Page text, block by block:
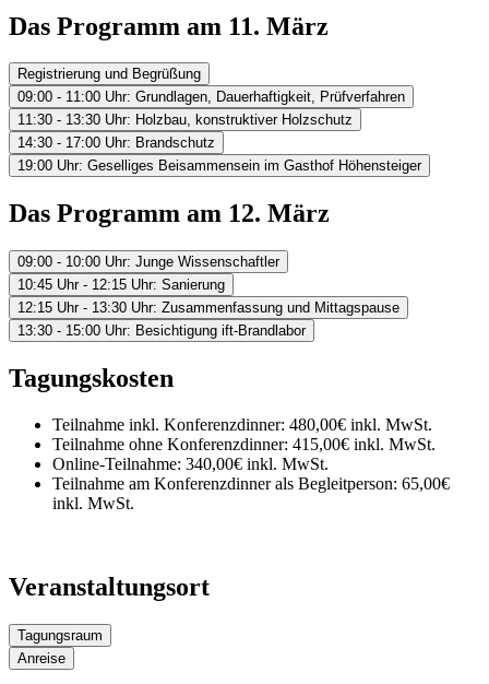
Das Programm am 11. März
Registrierung und Begrüßung
09:00 - 11:00 Uhr: Grundlagen, Dauerhaftigkeit, Prüfverfahren
11:30 - 13:30 Uhr: Holzbau, konstruktiver Holzschutz
14:30 - 17:00 Uhr: Brandschutz
19:00 Uhr: Geselliges Beisammensein im Gasthof Höhensteiger
Das Programm am 12. März
09:00 - 10:00 Uhr: Junge Wissenschaftler
10:45 Uhr - 12:15 Uhr: Sanierung
12:15 Uhr - 13:30 Uhr: Zusammenfassung und Mittagspause
13:30 - 15:00 Uhr: Besichtigung ift‐Brandlabor
Tagungskosten
Teilnahme inkl. Konferenzdinner: 480,00€ inkl. MwSt.
Teilnahme ohne Konferenzdinner: 415,00€ inkl. MwSt.
Online-Teilnahme: 340,00€ inkl. MwSt.
Teilnahme am Konferenzdinner als Begleitperson: 65,00€
inkl. MwSt.
Veranstaltungsort
Tagungsraum
Anreise